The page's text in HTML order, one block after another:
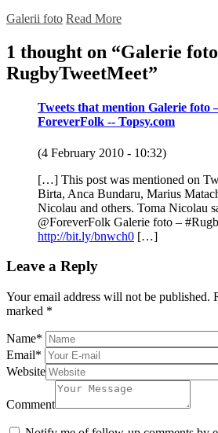
Galerii foto Read More
1 thought on “Galerie
RugbyTweetMeet”
Tweets that mention Galerie foto
ForeverFolk -- Topsy.com
(4 February 2010 - 10:32)
[…] This post was mentioned on
Birta, Anca Bundaru, Marius
Nicolau and others. Toma Nicolau
@ForeverFolk Galerie foto –
http://bit.ly/bnwch0 […]
Leave a Reply
Your email address will not be published.
marked *
Name*
Email*
Website
Comment